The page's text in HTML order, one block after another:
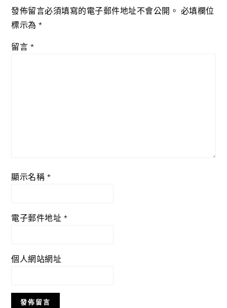
發佈留言必須填寫的電子郵件地址不會公開。 必填欄位
標示為*
留言 *
顯示名稱 *
電子郵件地址 *
個人網站網址